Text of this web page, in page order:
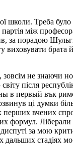
школи. Треба
між
за порадою
брата
не знаючи
після
в первый вък
ці думки
вчених
формул. Ліберали
за мою
стадіях